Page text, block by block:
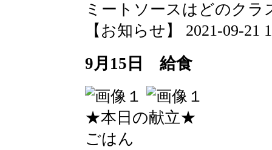
ミートソースはどのク
【お知らせ】 2021-09-21
9月15日 給食
★本日の献立★
ごはん